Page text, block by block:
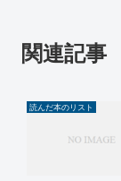
関連記事
読んだ本のリスト